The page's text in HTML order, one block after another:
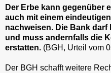
Der Erbe kann gegenüber
auch mit einem
nachweisen. Die Bank
und muss andernfalls die
erstatten. (BGH, Urteil vom
Der BGH schafft weitere